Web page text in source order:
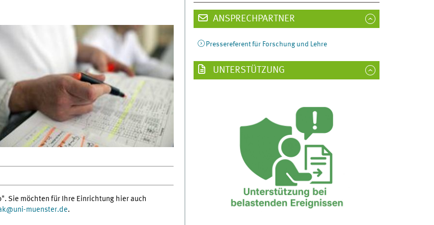
Sie möchten für Ihre Einrichtung hier auch
@uni-muenster.de.
ANSPRECHPARTNER
Pressereferent für Forschung und Lehre
UNTERSTÜTZUNG